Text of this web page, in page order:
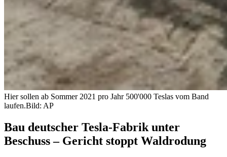
Hier sollen ab Sommer 2021 pro Jahr 500'000 Teslas vom Band
laufen.Bild: AP
Bau deutscher Tesla-Fabrik unter
Beschuss – Gericht stoppt Waldrodung